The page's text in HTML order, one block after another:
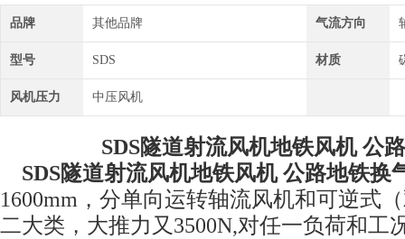
品牌 其他品牌 气流方向
型号 SDS 材质
风机压力 中压风机
SDS隧道射流风机地铁风机 公
SDS隧道射流风机地铁风机 公路地铁换
1600mm，分单向运转轴流风机和可逆式
二大类，大推力又3500N,对任一负荷和工